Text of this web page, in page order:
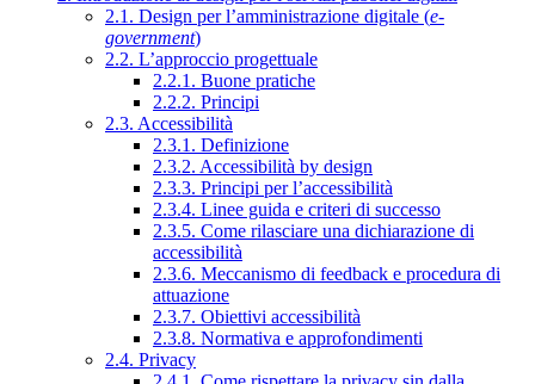
2.1. Design per l’amministrazione digitale (e-
government)
2.2. L’approccio progettuale
2.2.1. Buone pratiche
2.2.2. Principi
2.3. Accessibilità
2.3.1. Definizione
2.3.2. Accessibilità by design
2.3.3. Principi per l’accessibilità
2.3.4. Linee guida e criteri di successo
2.3.5. Come rilasciare una dichiarazione di
accessibilità
2.3.6. Meccanismo di feedback e procedura di
attuazione
2.3.7. Obiettivi accessibilità
2.3.8. Normativa e approfondimenti
2.4. Privacy